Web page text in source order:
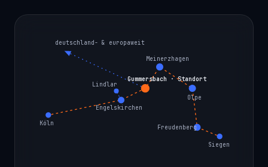
deutschland- & europaweit
Köln
Lindlar
Engelskirchen
Gummersbach · Standort
Meinerzhagen
Olpe
Freudenberg
Siegen